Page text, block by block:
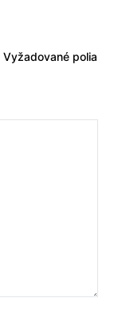
Vyžadované polia